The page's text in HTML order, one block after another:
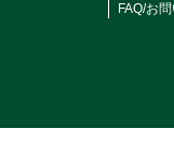
FAQ/お